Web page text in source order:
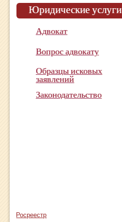
Юридические услуги
Адвокат
Вопрос адвокату
Образцы исковых
заявлений
Законодательство
Росреестр